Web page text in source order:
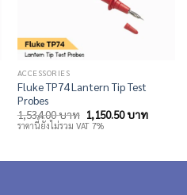
ACCESSORIES
Fluke TP74 Lantern Tip Test
Probes
1,534.00บาท Original
price
1,150.50บาทCurrent
ราคานี้ยังไม่รวม VAT 7%